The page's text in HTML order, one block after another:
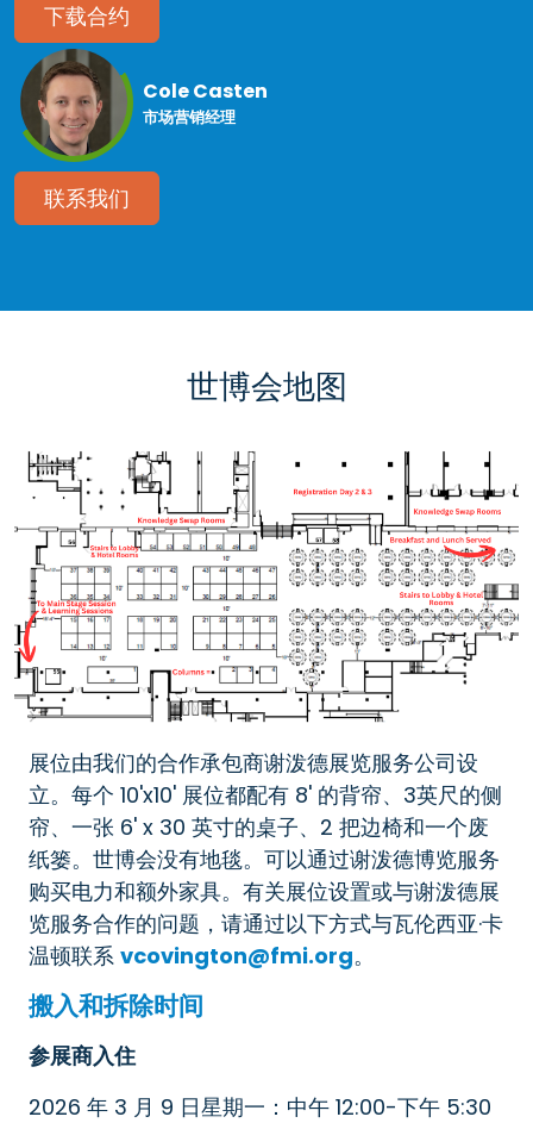
下载合约
Cole Casten
市场营销经理
联系我们
世博会地图
展位由我们的合作承包商谢泼德展览服务公司设
立。每个 10'x10' 展位都配有 8' 的背帘、3英尺的侧
帘、一张 6' x 30 英寸的桌子、2 把边椅和一个废
纸篓。世博会没有地毯。可以通过谢泼德博览服务
购买电力和额外家具。有关展位设置或与谢泼德展
览服务合作的问题，请通过以下方式与瓦伦西亚·卡
温顿联系 vcovington@fmi.org。
搬入和拆除时间
参展商入住
2026 年 3 月 9 日星期一：中午 12:00-下午 5:30